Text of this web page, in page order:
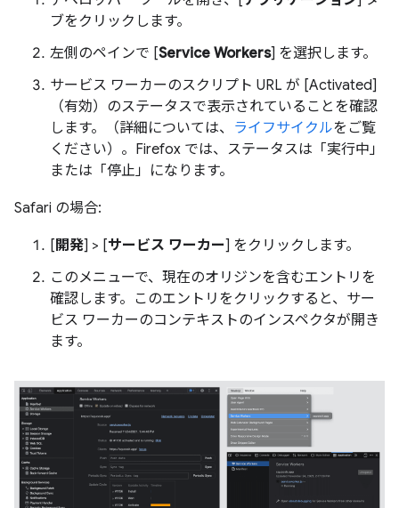
ブをクリックします。
左側のペインで [Service Workers] を選択します。
サービス ワーカーのスクリプト URL が [Activated]
（有効）のステータスで表示されていることを確認
します。（詳細については、 ライフサイクルをご覧
ください）。Firefox では、ステータスは「実行中」
または「停止」になります。
Safari の場合:
[ 開発] > [サービス ワーカー] をクリックします。
このメニューで、現在のオリジンを含むエントリを
確認します。このエントリをクリックすると、サー
ビス ワーカーのコンテキストのインスペクタが開き
ます。